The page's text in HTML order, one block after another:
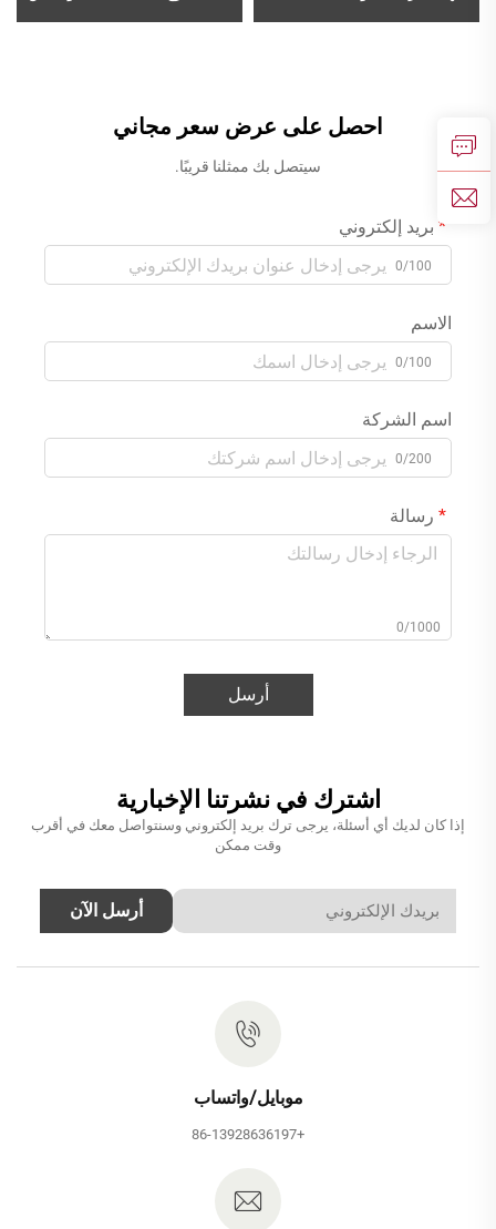
احصل على عرض سعر مجاني
سيتصل بك ممثلنا قريبًا.
بريد إلكتروني
0/100
الاسم
0/100
اسم الشركة
0/200
رسالة
0/1000
أرسل
اشترك في نشرتنا الإخبارية
إذا كان لديك أي أسئلة، يرجى ترك بريد إلكتروني وسنتواصل معك في أقرب
وقت ممكن
أرسل الآن
موبايل/واتساب
+86-13928636197